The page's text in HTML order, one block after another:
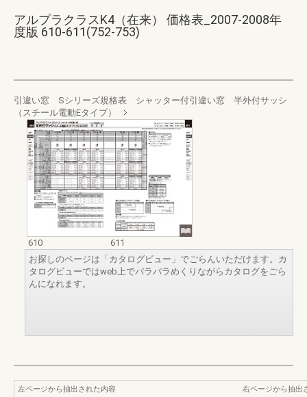
アルプラクラスK4（在来） 価格表_2007-2008年
度版 610-611(752-753)
引違い窓 Sシリーズ規格表 シャッター付引違い窓 半外付サッシ
（スチール電動Eタイプ）
610
611
お探しのページは「カタログビュー」でごらんいただけます。カ
タログビューではweb上でパラパラめくりながらカタログをごら
んになれます。
左ページから抽出された内容
右ページから抽出